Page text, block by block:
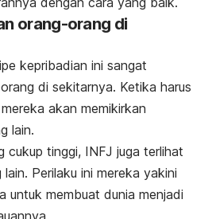
orang-orang di
kepribadian ini sangat
di sekitarnya. Ketika harus
akan memikirkan
lain.
cukup tinggi, INFJ juga terlihat
Perilaku ini mereka yakini
untuk membuat dunia menjadi